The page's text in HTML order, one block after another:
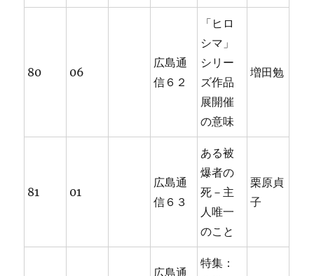
80 06
広島通
信６２
「ヒロ
シマ」
シリー
ズ作品
展開催
の意味
増田勉
81 01
広島通
信６３
ある被
爆者の
死－主
人唯一
のこと
栗原貞
子
広島通
特集：